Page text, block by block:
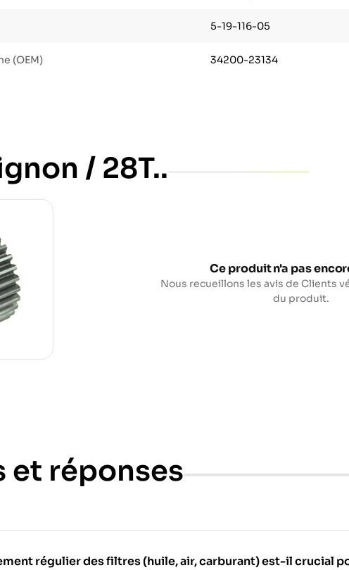
5-19-116-05
(OEM) 34200-23134
/ 28T..
Ce produit n'a pas
Nous recueillons les avis de Clients
du produit.
et réponses
régulier des filtres (huile, air, carburant) est-il crucial